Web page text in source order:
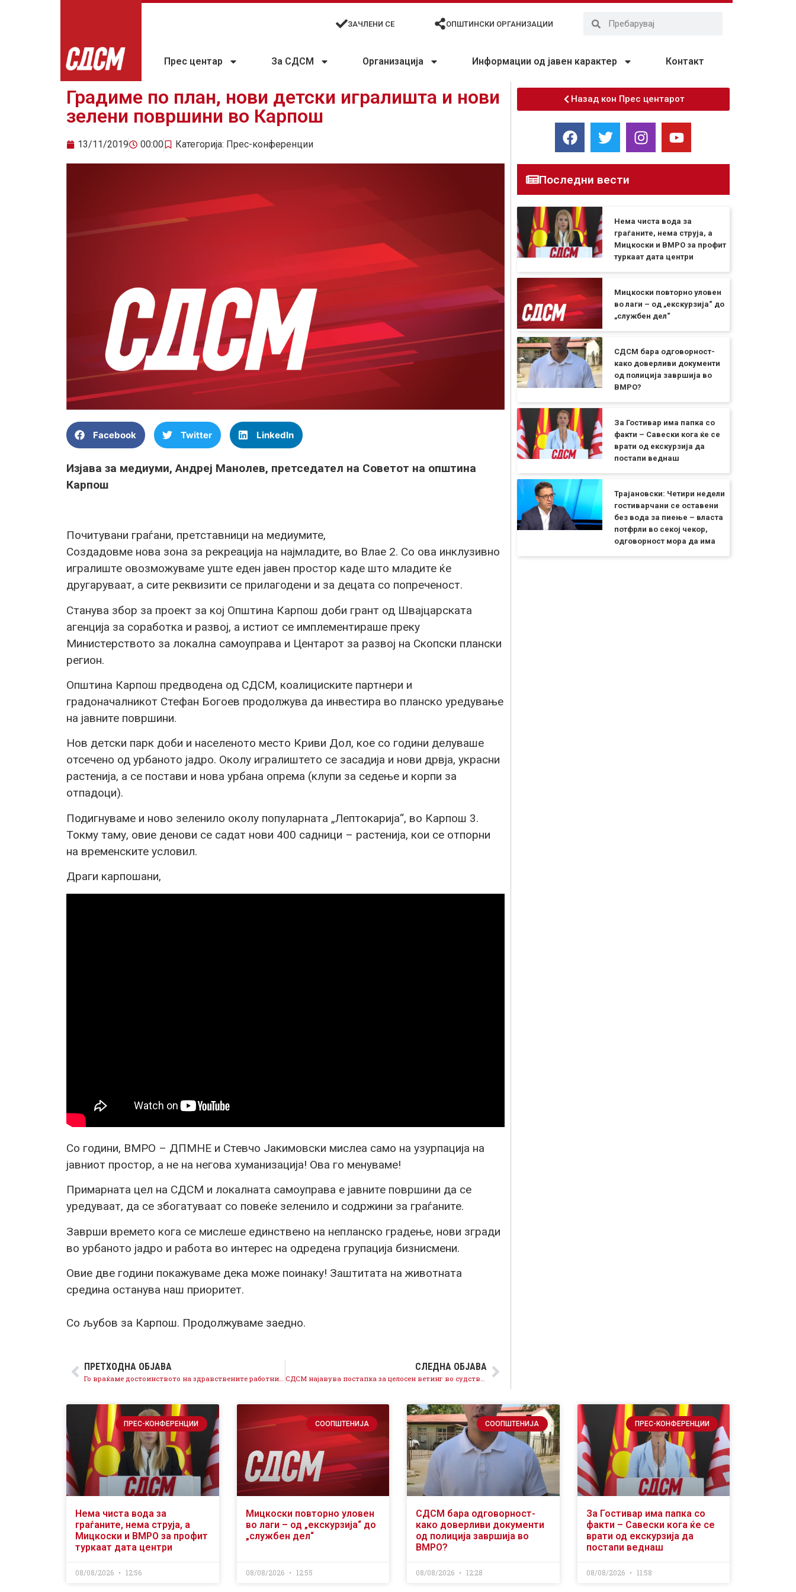
ЗАЧЛЕНИ СЕ ОПШТИНСКИ ОРГАНИЗАЦИИ
Прес центар За СДСМ Организација Информации од јавен карактер Контакт
Градиме по план, нови детски игралишта и нови
зелени површини во Карпош
13/11/2019 00:00 Категорија: Прес-конференции
Facebook Twitter LinkedIn
Изјава за медиуми, Андреј Манолев, претседател на Советот на општина
Карпош
Почитувани граѓани, претставници на медиумите,
Создадовме нова зона за рекреација на најмладите, во Влае 2. Со ова инклузивно
игралиште овозможуваме уште еден јавен простор каде што младите ќе
другаруваат, а сите реквизити се прилагодени и за децата со попреченост.
Станува збор за проект за кој Општина Карпош доби грант од Швајцарската
агенција за соработка и развој, а истиот се имплементираше преку
Министерството за локална самоуправа и Центарот за развој на Скопски плански
регион.
Општина Карпош предводена од СДСМ, коалициските партнери и
градоначалникот Стефан Богоев продолжува да инвестира во планско уредување
на јавните површини.
Нов детски парк доби и населеното место Криви Дол, кое со години делуваше
отсечено од урбаното јадро. Околу игралиштето се засадија и нови дрвја, украсни
растенија, а се постави и нова урбана опрема (клупи за седење и корпи за
отпадоци).
Подигнуваме и ново зеленило околу популарната „Лептокарија“, во Карпош 3.
Токму таму, овие денови се садат нови 400 садници – растенија, кои се отпорни
на временските условил.
Драги карпошани,
Со години, ВМРО – ДПМНЕ и Стевчо Јакимовски мислеа само на узурпација на
јавниот простор, а не на негова хуманизација! Ова го менуваме!
Примарната цел на СДСМ и локалната самоуправа е јавните површини да се
уредуваат, да се збогатуваат со повеќе зеленило и содржини за граѓаните.
Заврши времето кога се мислеше единствено на непланско градење, нови згради
во урбаното јадро и работа во интерес на одредена групација бизнисмени.
Овие две години покажуваме дека може поинаку! Заштитата на животната
средина останува наш приоритет.
Со љубов за Карпош. Продолжуваме заедно.
ПРЕТХОДНА ОБЈАВА
Го враќаме достоинството на здравствените работници, рекордно покачување до 40 отсто на платите на лекарите
СЛЕДНА ОБЈАВА
СДСМ најавува постапка за целосен ветинг во судството, она што се случува во правосудството е срамно и неприфатливо
Назад кон Прес центарот
Последни вести
Нема чиста вода за
граѓаните, нема струја, а
Мицкоски и ВМРО за профит
туркаат дата центри
Мицкоски повторно уловен
во лаги – од „екскурзија“ до
„службен дел“
СДСМ бара одговорност-
како доверливи документи
од полиција завршија во
ВМРО?
За Гостивар има папка со
факти – Савески кога ќе се
врати од екскурзија да
постапи веднаш
Трајановски: Четири недели
гостиварчани се оставени
без вода за пиење – власта
потфрли во секој чекор,
одговорност мора да има
ПРЕС-КОНФЕРЕНЦИИ
Нема чиста вода за
граѓаните, нема струја, а
Мицкоски и ВМРО за профит
туркаат дата центри
08/08/2026 12:56
СООПШТЕНИЈА
Мицкоски повторно уловен
во лаги – од „екскурзија“ до
„службен дел“
08/08/2026 12:55
СООПШТЕНИЈА
СДСМ бара одговорност-
како доверливи документи
од полиција завршија во
ВМРО?
08/08/2026 12:28
ПРЕС-КОНФЕРЕНЦИИ
За Гостивар има папка со
факти – Савески кога ќе се
врати од екскурзија да
постапи веднаш
08/08/2026 11:58